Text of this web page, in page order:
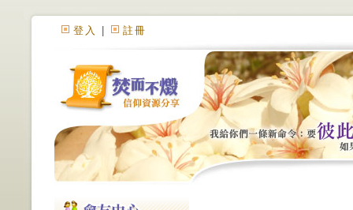
登入 註冊